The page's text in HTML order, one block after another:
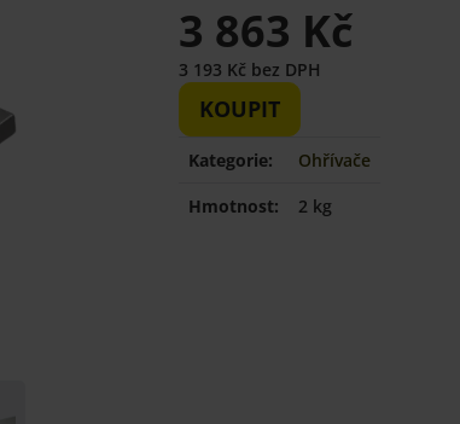
3 863 Kč
3 193 Kč bez DPH
KOUPIT
Kategorie:
Ohřívače
Hmotnost:
2 kg